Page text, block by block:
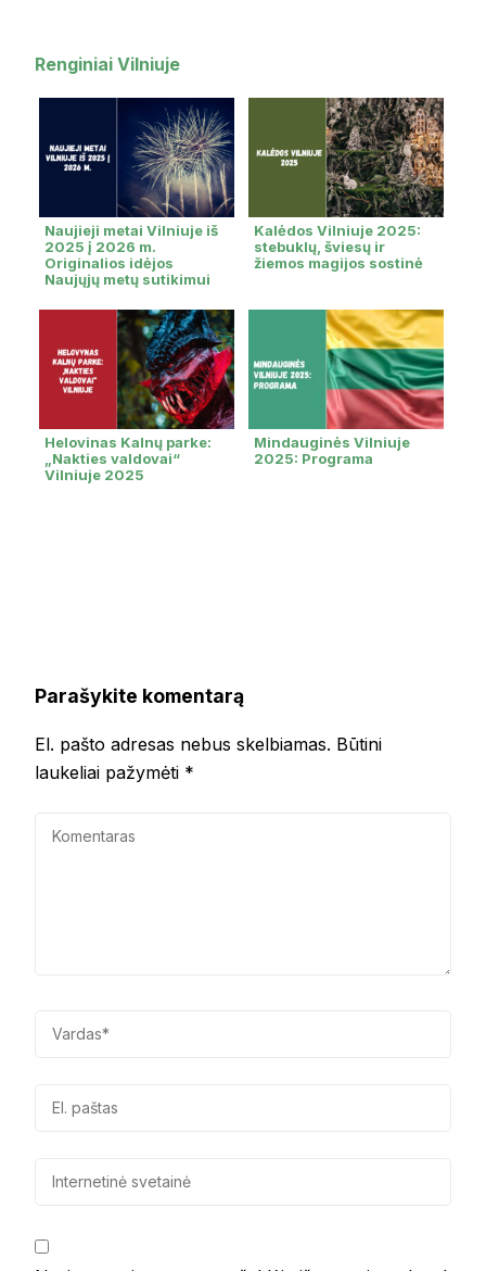
Renginiai Vilniuje
Naujieji metai Vilniuje iš
2025 į 2026 m.
Originalios idėjos
Naujųjų metų sutikimui
Kalėdos Vilniuje 2025:
stebuklų, šviesų ir
žiemos magijos sostinė
Helovinas Kalnų parke:
„Nakties valdovai“
Vilniuje 2025
Mindauginės Vilniuje
2025: Programa
Parašykite komentarą
El. pašto adresas nebus skelbiamas. Būtini
laukeliai pažymėti *